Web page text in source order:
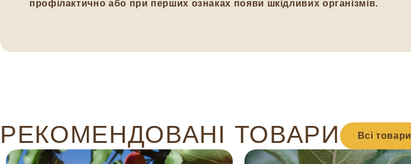
профілактично або при перших ознаках появи шкідливих організмів.
РЕКОМЕНДОВАНІ ТОВАРИ Всі товари